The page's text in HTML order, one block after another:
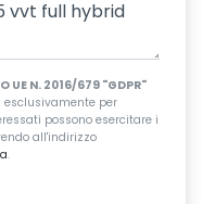
UE N. 2016/679 "GDPR"
per
possono esercitare i
all'indirizzo
.